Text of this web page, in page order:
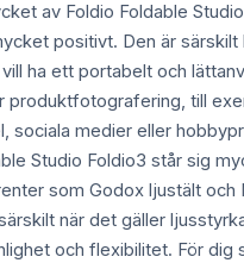
av Foldio Foldable Studio
positivt. Den är särskilt
ha ett portabelt och
till
sociala medier eller
Studio Foldio3 står sig
som Godox ljustält och
när det gäller
och flexibilitet. För dig